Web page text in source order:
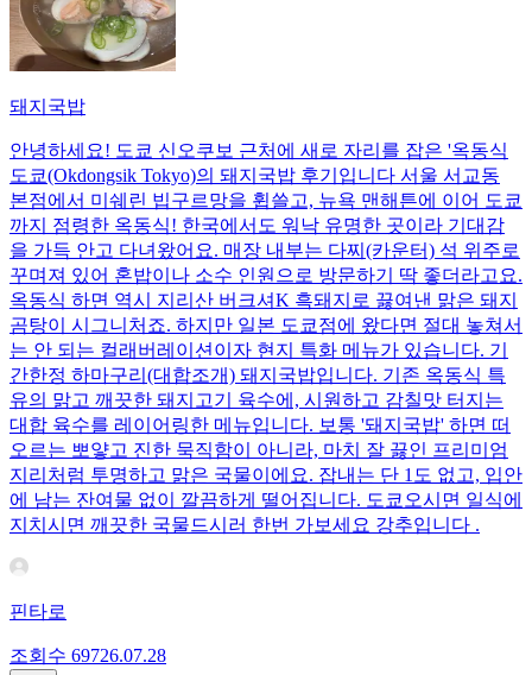
돼지국밥
안녕하세요! 도쿄 신오쿠보 근처에 새로 자리를 잡은 '옥동식
도쿄(Okdongsik Tokyo)의 돼지국밥 후기입니다 서울 서교동
본점에서 미쉐린 빕구르망을 휩쓸고, 뉴욕 맨해튼에 이어 도쿄
까지 점령한 옥동식! 한국에서도 워낙 유명한 곳이라 기대감
을 가득 안고 다녀왔어요. 매장 내부는 다찌(카운터) 석 위주로
꾸며져 있어 혼밥이나 소수 인원으로 방문하기 딱 좋더라고요.
옥동식 하면 역시 지리산 버크셔K 흑돼지로 끓여낸 맑은 돼지
곰탕이 시그니처죠. 하지만 일본 도쿄점에 왔다면 절대 놓쳐서
는 안 되는 컬래버레이션이자 현지 특화 메뉴가 있습니다. 기
간한정 하마구리(대합조개) 돼지국밥입니다. 기존 옥동식 특
유의 맑고 깨끗한 돼지고기 육수에, 시원하고 감칠맛 터지는
대합 육수를 레이어링한 메뉴입니다. 보통 '돼지국밥' 하면 떠
오르는 뽀얗고 진한 묵직함이 아니라, 마치 잘 끓인 프리미엄
지리처럼 투명하고 맑은 국물이에요. 잡내는 단 1도 없고, 입안
에 남는 잔여물 없이 깔끔하게 떨어집니다. 도쿄오시면 일식에
지치시면 깨끗한 국물드시러 한번 가보세요 강추입니다 .
핀타로
조회수 69726.07.28